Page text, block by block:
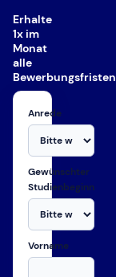
Erhalte
1x im
Monat
alle
Bewerbungsfristen
Anrede
Gewünschter
Studienbeginn
Vorname